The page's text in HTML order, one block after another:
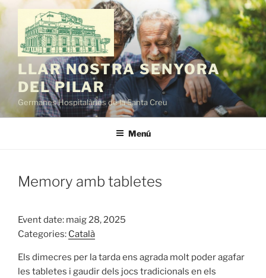
Vés
contingut
LLAR NOSTRA SENYORA
DEL PILAR
Germanes Hospitalàries de la Santa Creu
Menú
Memory amb tabletes
Event date: maig 28, 2025
Categories: Català
Els dimecres per la tarda ens agrada molt poder agafar
les tabletes i gaudir dels jocs tradicionals en els